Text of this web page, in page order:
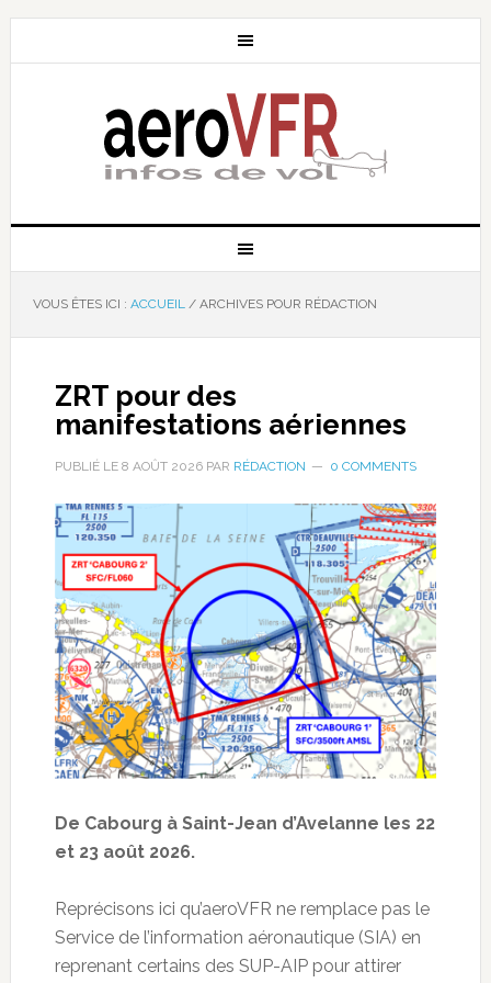
VOUS ÊTES ICI : ACCUEIL /ARCHIVES POUR RÉDACTION
ZRT pour des
manifestations aériennes
PUBLIÉ LE 8 AOÛT 2026PAR RÉDACTION 0 COMMENTS
De Cabourg à Saint-Jean d’Avelanne les 22
et 23 août 2026.
Reprécisons ici qu’aeroVFR ne remplace pas le
Service de l’information aéronautique (SIA) en
reprenant certains des SUP-AIP pour attirer